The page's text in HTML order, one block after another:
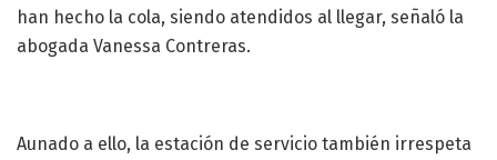
han hecho la cola, siendo atendidos al llegar, señaló la
abogada Vanessa Contreras.
Aunado a ello, la estación de servicio también irrespeta